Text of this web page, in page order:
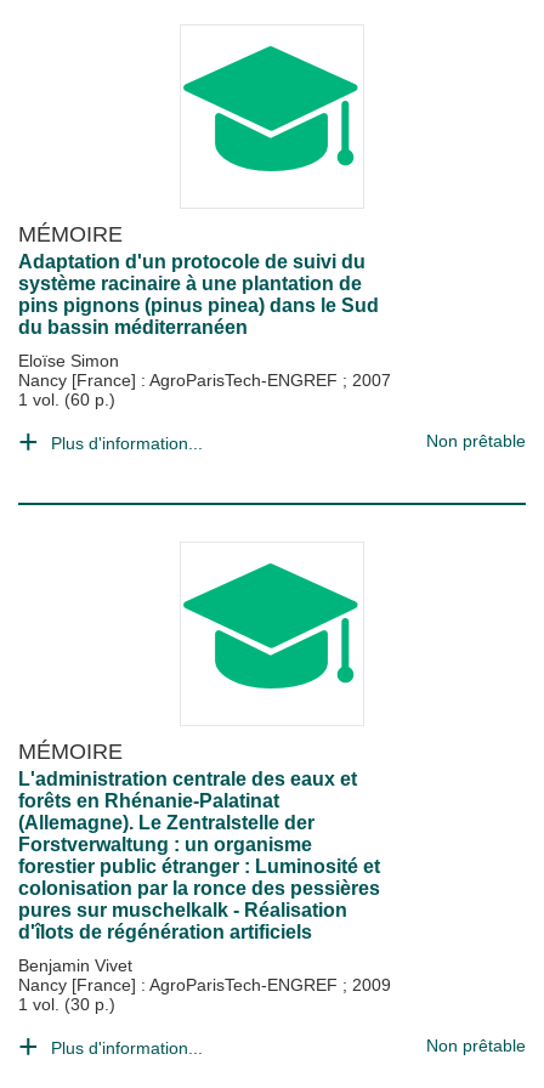
MÉMOIRE
Adaptation d'un protocole de suivi du
système racinaire à une plantation de
pins pignons (pinus pinea) dans le Sud
du bassin méditerranéen
Eloïse Simon
Nancy [France] : AgroParisTech-ENGREF ; 2007
1 vol. (60 p.)
Plus d'information... Non prêtable
MÉMOIRE
L'administration centrale des eaux et
forêts en Rhénanie-Palatinat
(Allemagne). Le Zentralstelle der
Forstverwaltung : un organisme
forestier public étranger : Luminosité et
colonisation par la ronce des pessières
pures sur muschelkalk - Réalisation
d'îlots de régénération artificiels
Benjamin Vivet
Nancy [France] : AgroParisTech-ENGREF ; 2009
1 vol. (30 p.)
Plus d'information... Non prêtable